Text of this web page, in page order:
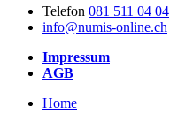
Telefon 081 511 04 04
info@numis-online.ch
Impressum
AGB
Home